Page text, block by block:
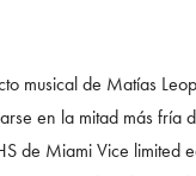
musical de Matías
en la mitad más
de Miami Vice